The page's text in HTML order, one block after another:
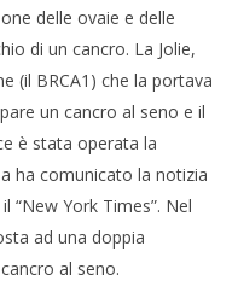
delle ovaie e delle
di un cancro. La Jolie,
(il BRCA1) che la portava
un cancro al seno e il
è stata operata la
ha comunicato la notizia
“New York Times”. Nel
ad una doppia
al seno.